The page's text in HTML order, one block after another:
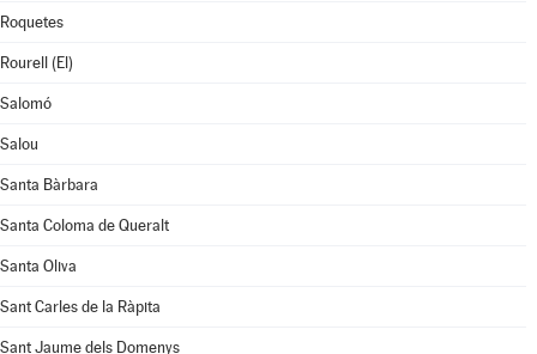
Roquetes
Rourell (El)
Salomó
Salou
Santa Bàrbara
Santa Coloma de Queralt
Santa Oliva
Sant Carles de la Ràpita
Sant Jaume dels Domenys